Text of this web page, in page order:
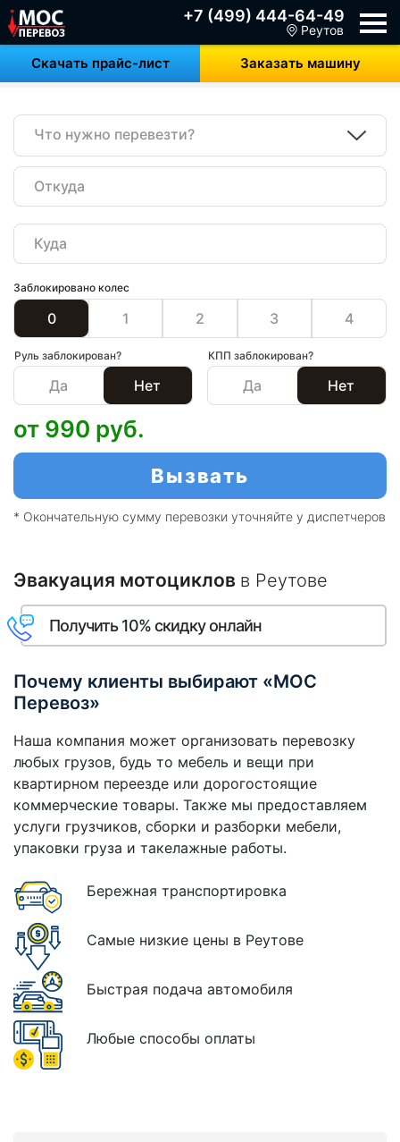
+7 (499) 444-64-49
Скачать прайс-лист Заказать машину
Реутов
Что нужно перевезти?
Заблокировано колес
0 1 2 3 4
Руль заблокирован?
Да Нет
КПП заблокирован?
Да Нет
Вызвать
от 990 руб.
* Окончательную сумму перевозки уточняйте у диспетчеров
Эвакуация мотоциклов в Реутове
Получить 10% скидку онлайн
Почему клиенты выбирают «МОС
Перевоз»
Наша компания может организовать перевозку
любых грузов, будь то мебель и вещи при
квартирном переезде или дорогостоящие
коммерческие товары. Также мы предоставляем
услуги грузчиков, сборки и разборки мебели,
упаковки груза и такелажные работы.
Бережная транспортировка
Самые низкие цены в Реутове
Быстрая подача автомобиля
Любые способы оплаты